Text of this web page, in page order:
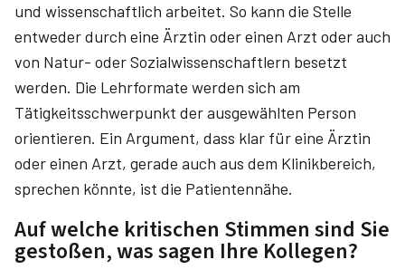
und wissenschaftlich arbeitet. So kann die Stelle
entweder durch eine Ärztin oder einen Arzt oder auch
von Natur- oder Sozialwissenschaftlern besetzt
werden. Die Lehrformate werden sich am
Tätigkeitsschwerpunkt der ausgewählten Person
orientieren. Ein Argument, dass klar für eine Ärztin
oder einen Arzt, gerade auch aus dem Klinikbereich,
sprechen könnte, ist die Patientennähe.
Auf welche kritischen Stimmen sind Sie
gestoßen, was sagen Ihre Kollegen?